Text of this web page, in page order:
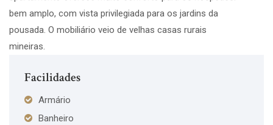
bem amplo, com vista privilegiada para os jardins da
pousada. O mobiliário veio de velhas casas rurais
mineiras.
Facilidades
Armário
Banheiro